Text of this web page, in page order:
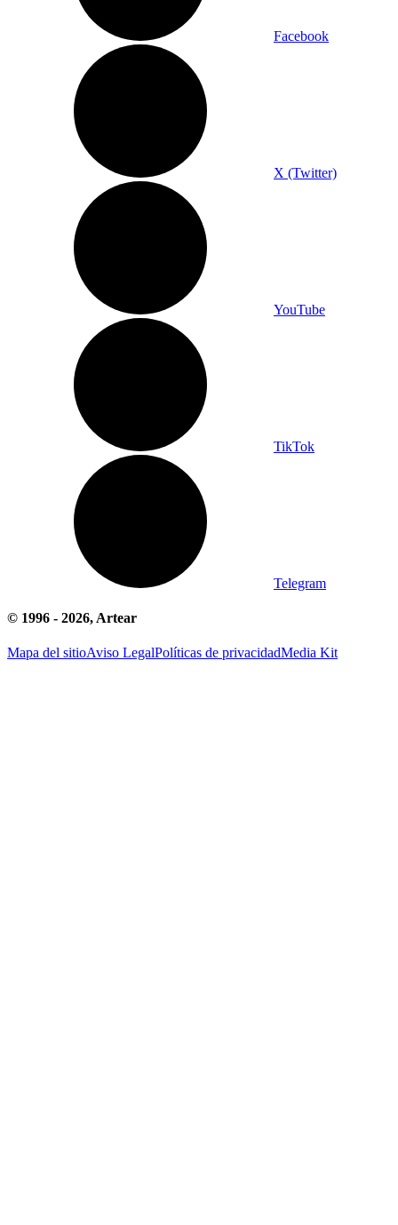
Facebook
X (Twitter)
YouTube
TikTok
Telegram
© 1996 - 2026, Artear
Mapa del sitioAviso LegalPolíticas de privacidadMedia Kit